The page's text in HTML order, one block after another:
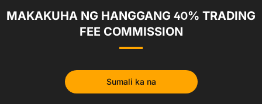
MAKAKUHA NG HANGGANG 40% TRADING
FEE COMMISSION
Sumali ka na